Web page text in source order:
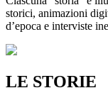
storici, animazioni
d’epoca e interviste
LE STORIE